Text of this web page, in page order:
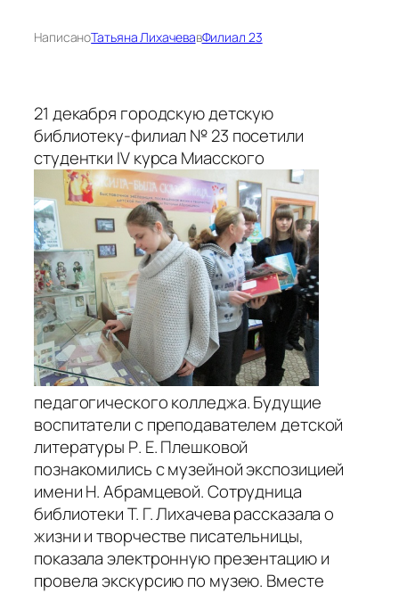
НаписаноТатьяна ЛихачевавФилиал 23
21 декабря городскую детскую
библиотеку-филиал № 23 посетили
студентки IV курса Миасского
педагогического колледжа. Будущие
воспитатели с преподавателем детской
литературы Р. Е. Плешковой
познакомились с музейной экспозицией
имени Н. Абрамцевой. Сотрудница
библиотеки Т. Г. Лихачева рассказала о
жизни и творчестве писательницы,
показала электронную презентацию и
провела экскурсию по музею. Вместе